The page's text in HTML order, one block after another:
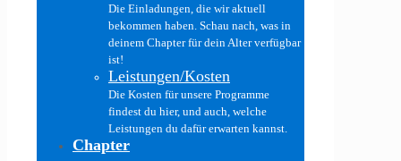
Die Einladungen, die wir aktuell
bekommen haben. Schau nach, was in
deinem Chapter für dein Alter verfügbar
ist!
Leistungen/Kosten
Die Kosten für unsere Programme
findest du hier, und auch, welche
Leistungen du dafür erwarten kannst.
Chapter